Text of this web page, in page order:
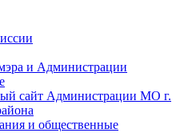
и Администрации
сайт Администрации МО г.
и общественные